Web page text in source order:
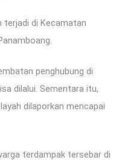
terjadi di Kecamatan
penghubung di
dilalui. Sementara itu,
dilaporkan mencapai
terdampak tersebar di